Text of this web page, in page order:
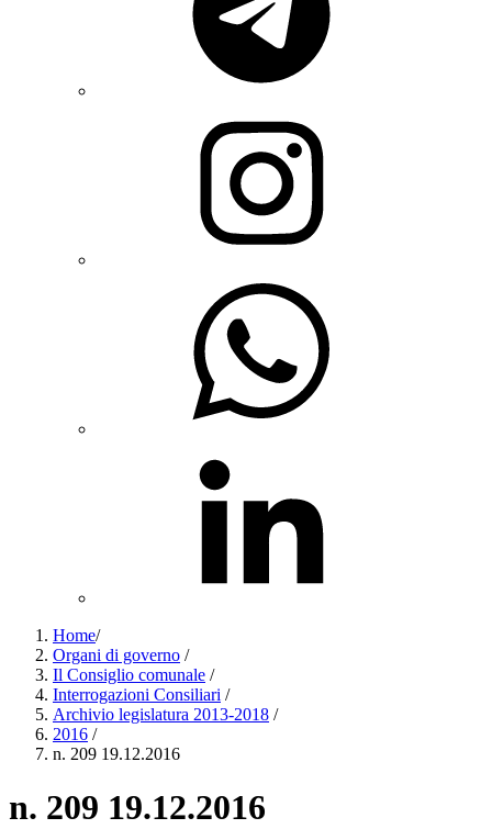
Home/
Organi di governo /
Il Consiglio comunale /
Interrogazioni Consiliari /
Archivio legislatura 2013-2018 /
2016 /
n. 209 19.12.2016
n. 209 19.12.2016